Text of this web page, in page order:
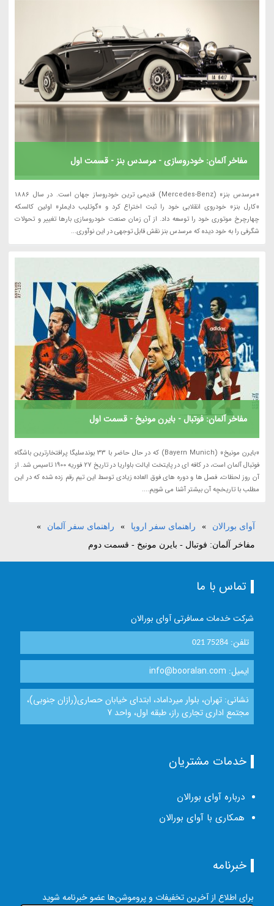
مفاخر آلمان: خودروسازی - مرسدس بنز - قسمت اول
«مرسدس بنز» (Mercedes‑Benz) قدیمی ترین خودروساز جهان است. در سال 1886
«کارل بنز» خودروی انقلابی خود را ثبت اختراع کرد و «گوتلیب دایملر» اولین کالسکه
چهارچرخ موتوری خود را توسعه داد. از آن زمان صنعت خودروسازی بارها تغییر و تحولات
شگرفی را به خود دیده که مرسدس بنز نقش قابل توجهی در این نوآوری...
مفاخر آلمان: فوتبال - بایرن مونیخ - قسمت اول
«بایرن مونیخ» (Bayern Munich) که در حال حاضر با 33 بوندسلیگا پرافتخارترین باشگاه
فوتبال آلمان است، در کافه ای در پایتخت ایالت باواریا در تاریخ 27 فوریه 1900 تاسیس شد. از
آن روز لحظات، فصل ها و دوره های فوق العاده زیادی توسط این تیم رقم زده شده که در این
مطلب با تاریخچه آن بیشتر آشنا می شویم....
آوای بورالان » راهنمای سفر اروپا » راهنمای سفر آلمان
»
مفاخر آلمان: فوتبال - بایرن مونیخ - قسمت دوم
تماس با ما
شرکت خدمات مسافرتی آوای بورالان
تلفن:021 75284
ایمیل: info@booralan.com
نشانی: تهران، بلوار میرداماد، ابتدای خیابان حصاری(رازان جنوبی)،
مجتمع اداری تجاری راز، طبقه اول، واحد 7
خدمات مشتریان
درباره آوای بورالان
همکاری با آوای بورالان
خبرنامه
برای اطلاع از آخرین تخفیفات و پروموشن‌ها عضو خبرنامه شوید